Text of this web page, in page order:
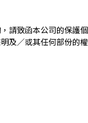
請致函本公司的保護個
及／或其任何部份的權